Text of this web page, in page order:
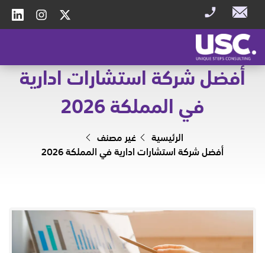
أفضل شركة استشارات ادارية
في المملكة 2026
الرئيسية
غير مصنف
أفضل شركة استشارات ادارية في المملكة 2026